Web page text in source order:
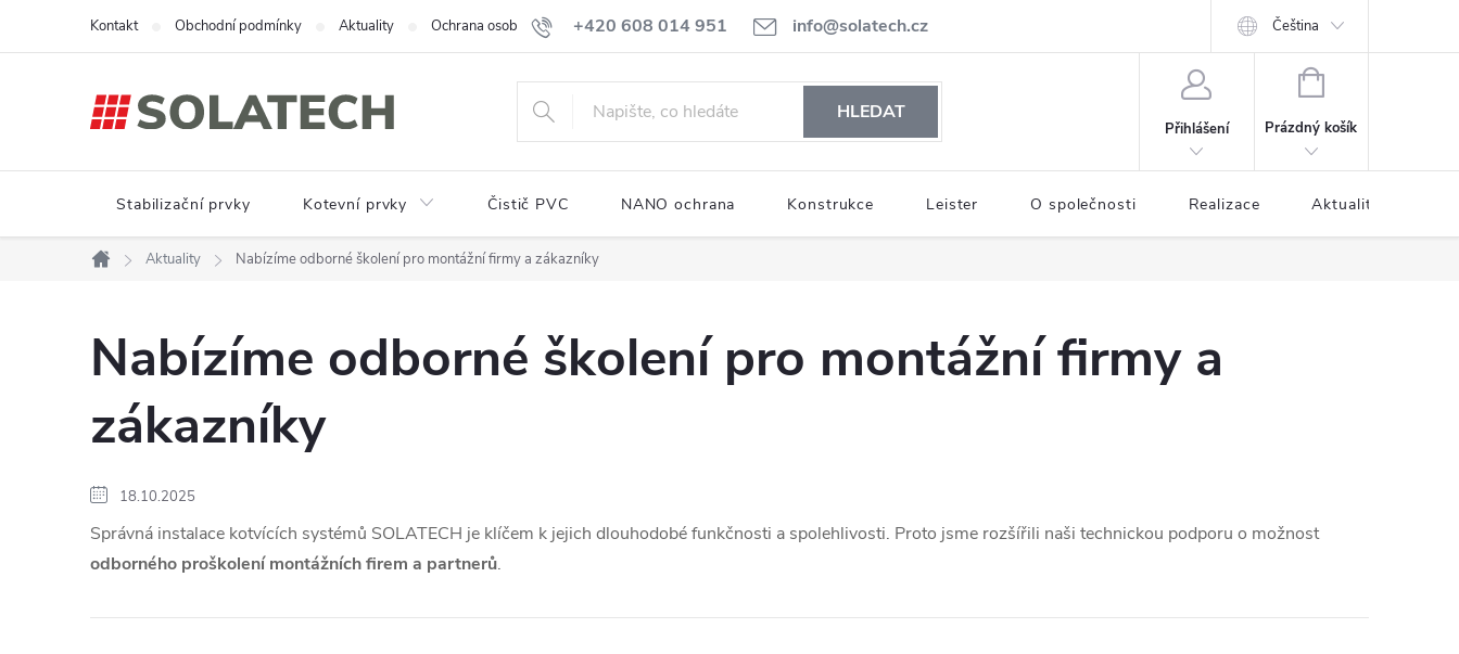
+420 608 014 951 info@solatech.cz
Kontakt Obchodní podmínky Aktuality Ochrana osobních údajů Čeština
HLEDAT
Přihlášení
NÁKUPNÍ
Prázdný košík
Stabilizační prvky Kotevní prvky Čistič PVC NANO ochrana Konstrukce Leister O společnosti Realizace Aktuality
Domů
Aktuality Nabízíme odborné školení pro montážní firmy a zákazníky
Nabízíme odborné školení pro montážní firmy a
zákazníky
18.10.2025
Správná instalace kotvících systémů SOLATECH je klíčem k jejich dlouhodobé funkčnosti a spolehlivosti. Proto jsme rozšířili naši technickou podporu o možnost
odborného proškolení montážních firem a partnerů.